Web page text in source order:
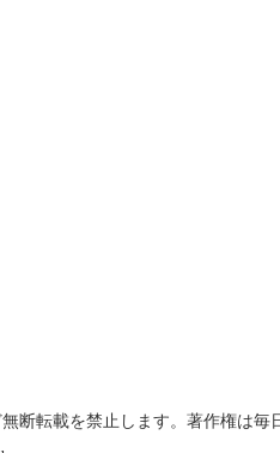
断転載を禁止します。著作権は毎